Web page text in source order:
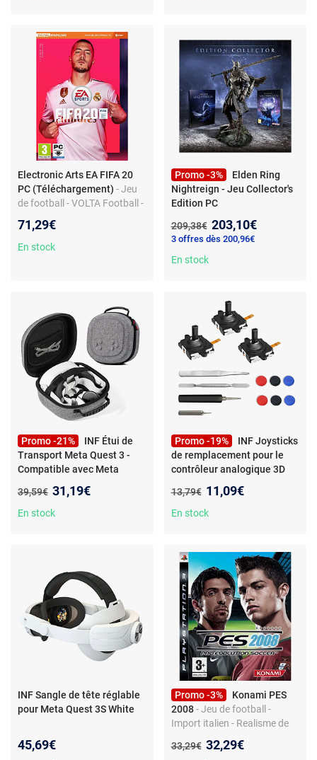
emblématiques
Electronic Arts EA FIFA 20
PC (Téléchargement) - Jeu
de football - VOLTA Football -
SPORTS
71,29€
En stock
Promo -3%
Elden Ring
Nightreign - Jeu Collector's
Edition PC
Ancien prix :
209,38€ Nouveau prix :
203,10€
3 offres dès 200,96€
En stock
Promo -21%
INF Étui de
Transport Meta Quest 3 -
Compatible avec Meta
Gris
Ancien prix :
39,59€ Nouveau prix :
31,19€
En stock
Promo -19%
INF Joysticks
de remplacement pour le
contrôleur analogique 3D
Ancien prix :
13,79€ Nouveau prix :
11,09€
En stock
INF Sangle de tête réglable
pour Meta Quest 3S White
45,69€
Promo -3%
Konami PES
2008 - Jeu de football -
Import italien - Realisme de
Ancien prix :
33,29€ Nouveau prix :
32,29€